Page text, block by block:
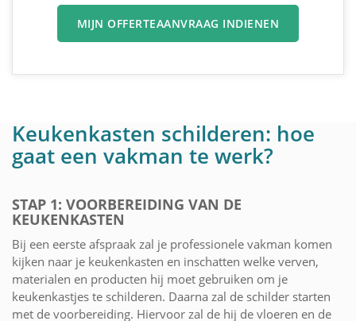
MIJN OFFERTEAANVRAAG INDIENEN
Keukenkasten schilderen: hoe
gaat een vakman te werk?
STAP 1: VOORBEREIDING VAN DE
KEUKENKASTEN
Bij een eerste afspraak zal je professionele vakman komen
kijken naar je keukenkasten en inschatten welke verven,
materialen en producten hij moet gebruiken om je
keukenkastjes te schilderen. Daarna zal de schilder starten
met de voorbereiding. Hiervoor zal de hij de vloeren en de